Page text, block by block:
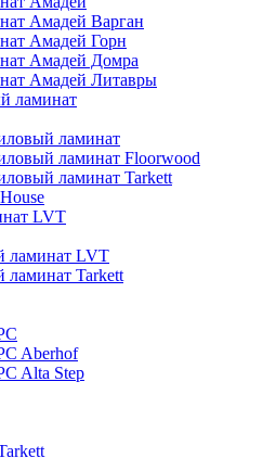
Амадей Варган
Амадей Горн
Амадей Домра
Амадей Литавры
ламинат
ламинат
ламинат Floorwood
ламинат Tarkett
LVT
ламинат LVT
Tarkett
Aberhof
Alta Step